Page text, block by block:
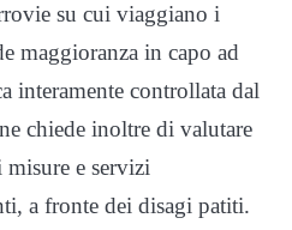
su cui viaggiano i
maggioranza in capo ad
interamente controllata dal
chiede inoltre di valutare
e servizi
a fronte dei disagi patiti.